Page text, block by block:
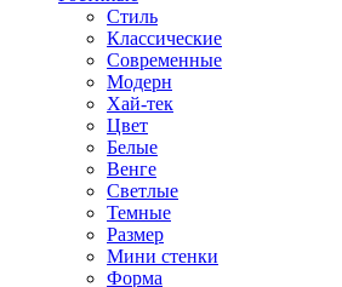
Стиль
Классические
Современные
Модерн
Хай-тек
Цвет
Белые
Венге
Светлые
Темные
Размер
Мини стенки
Форма